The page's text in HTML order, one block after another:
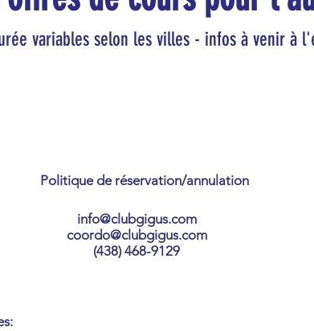
variables selon les villes - infos à venir à
Politique de réservation/annulation
info@clubgigus.com
coordo@clubgigus.com
(438) 468-9129
: